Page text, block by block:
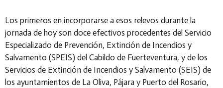
Los primeros en incorporarse a esos relevos durante la
jornada de hoy son doce efectivos procedentes del Servicio
Especializado de Prevención, Extinción de Incendios y
Salvamento (SPEIS) del Cabildo de Fuerteventura, y de los
Servicios de Extinción de Incendios y Salvamento (SEIS) de
los ayuntamientos de La Oliva, Pájara y Puerto del Rosario,